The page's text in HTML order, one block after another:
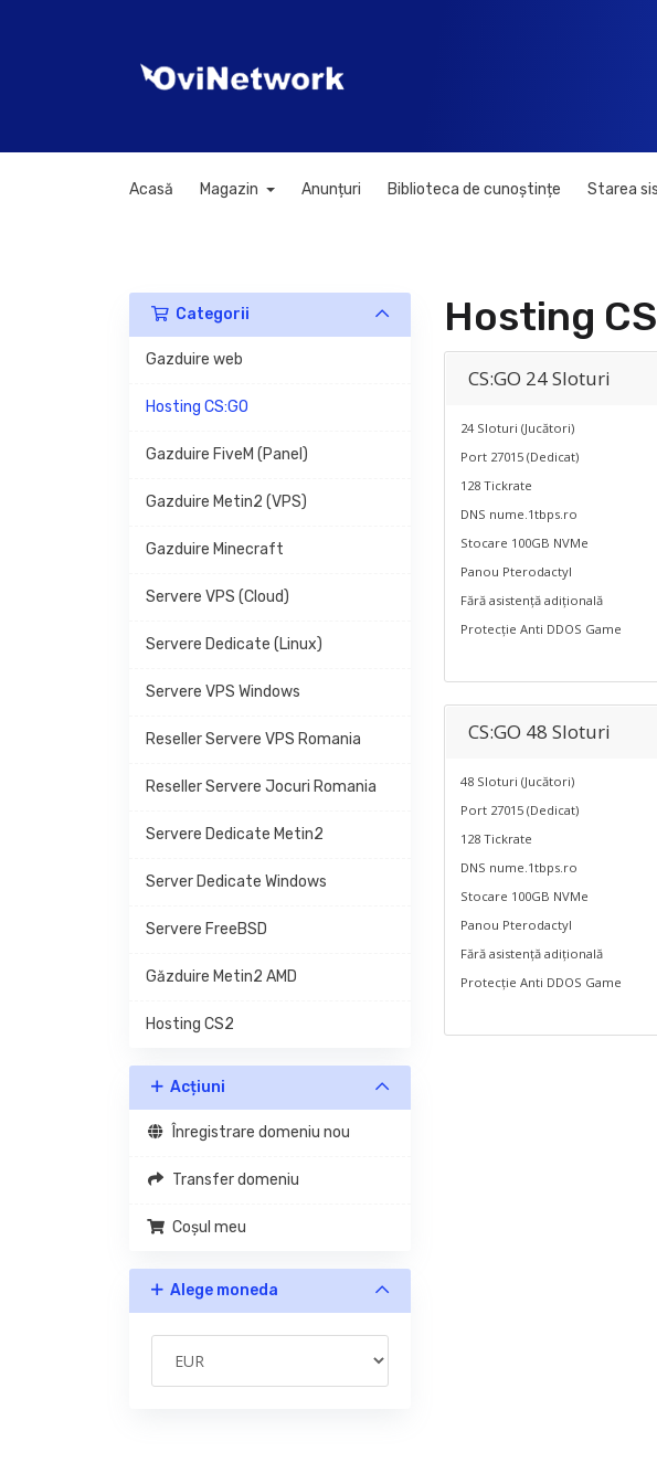
Acasă Magazin Anunțuri Biblioteca de cunoștințe Starea
Categorii
Gazduire web
Hosting CS:GO
Gazduire FiveM (Panel)
Gazduire Metin2 (VPS)
Gazduire Minecraft
Servere VPS (Cloud)
Servere Dedicate (Linux)
Servere VPS Windows
Reseller Servere VPS Romania
Reseller Servere Jocuri Romania
Servere Dedicate Metin2
Server Dedicate Windows
Servere FreeBSD
Găzduire Metin2 AMD
Hosting CS2
Acțiuni
Înregistrare domeniu nou
Transfer domeniu
Coșul meu
Alege moneda
Hosting
CS:GO 24 Sloturi
24 Sloturi (Jucători)
Port 27015 (Dedicat)
128 Tickrate
DNS nume.1tbps.ro
Stocare 100GB NVMe
Panou Pterodactyl
Fără asistență adițională
Protecție Anti DDOS Game
CS:GO 48 Sloturi
48 Sloturi (Jucători)
Port 27015 (Dedicat)
128 Tickrate
DNS nume.1tbps.ro
Stocare 100GB NVMe
Panou Pterodactyl
Fără asistență adițională
Protecție Anti DDOS Game